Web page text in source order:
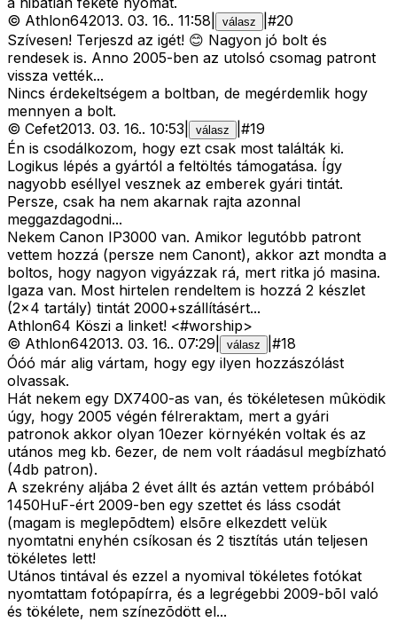
© Athlon642013. 03. 16.. 11:58 válasz #20
Szívesen! Terjeszd az igét! 😊 Nagyon jó bolt és
rendesek is. Anno 2005-ben az utolsó csomag patront
vissza vették...
Nincs érdekeltségem a boltban, de megérdemlik hogy
mennyen a bolt.
© Cefet2013. 03. 16.. 10:53 válasz #19
Én is csodálkozom, hogy ezt csak most találták ki.
Logikus lépés a gyártól a feltöltés támogatása. Így
nagyobb eséllyel vesznek az emberek gyári tintát.
Persze, csak ha nem akarnak rajta azonnal
meggazdagodni...
Nekem Canon IP3000 van. Amikor legutóbb patront
vettem hozzá (persze nem Canont), akkor azt mondta a
boltos, hogy nagyon vigyázzak rá, mert ritka jó masina.
Igaza van. Most hirtelen rendeltem is hozzá 2 készlet
(2x4 tartály) tintát 2000+szállításért...
Athlon64 Köszi a linket! <#worship>
© Athlon642013. 03. 16.. 07:29 válasz #18
Óóó már alig vártam, hogy egy ilyen hozzászólást
olvassak.
Hát nekem egy DX7400-as van, és tökéletesen mûködik
úgy, hogy 2005 végén félreraktam, mert a gyári
patronok akkor olyan 10ezer környékén voltak és az
utános meg kb. 6ezer, de nem volt ráadásul megbízható
(4db patron).
A szekrény aljába 2 évet állt és aztán vettem próbából
1450HuF-ért 2009-ben egy szettet és láss csodát
(magam is meglepõdtem) elsõre elkezdett velük
nyomtatni enyhén csíkosan és 2 tisztítás után teljesen
tökéletes lett!
Utános tintával és ezzel a nyomival tökéletes fotókat
nyomtattam fotópapírra, és a legrégebbi 2009-bõl való
és tökélete, nem színezõdött el...